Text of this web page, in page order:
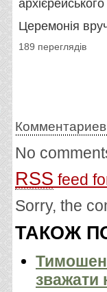
Церемонія
189 переглядів
No
RSS feed
Sorry, the
ТАКОЖ
зважати